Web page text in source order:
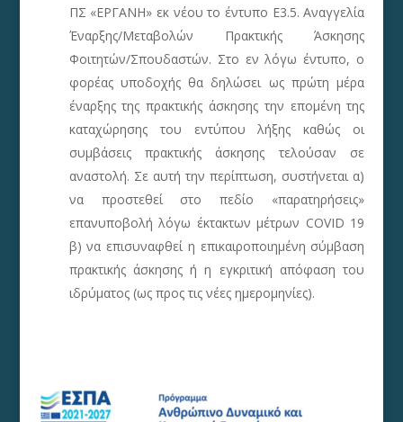
ΠΣ «ΕΡΓΑΝΗ» εκ νέου το έντυπο Ε3.5. Αναγγελία
Έναρξης/Μεταβολών Πρακτικής Άσκησης
Φοιτητών/Σπουδαστών. Στο εν λόγω έντυπο, ο
φορέας υποδοχής θα δηλώσει ως πρώτη μέρα
έναρξης της πρακτικής άσκησης την επομένη της
καταχώρησης του εντύπου λήξης καθώς οι
συμβάσεις πρακτικής άσκησης τελούσαν σε
αναστολή. Σε αυτή την περίπτωση, συστήνεται α)
να προστεθεί στο πεδίο «παρατηρήσεις»
επανυποβολή λόγω έκτακτων μέτρων COVID 19
β) να επισυναφθεί η επικαιροποιημένη σύμβαση
πρακτικής άσκησης ή η εγκριτική απόφαση του
ιδρύματος (ως προς τις νέες ημερομηνίες).